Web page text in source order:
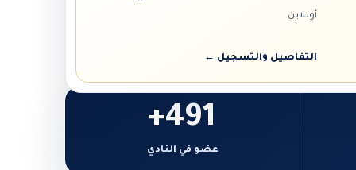
أونلاين
التفاصيل والتسجيل ←
491+
عضو في النادي